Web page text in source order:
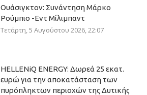
Ουάσιγκτον: Συνάντηση Μάρκο
Ρούμπιο -Εντ Μίλιμπαντ
Τετάρτη, 5 Αυγούστου 2026, 22:07
HELLENiQ ENERGY: Δωρεά 25 εκατ.
ευρώ για την αποκατάσταση των
πυρόπληκτων περιοχών της Δυτικής